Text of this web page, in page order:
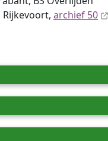
Rijkevoort, archief 50